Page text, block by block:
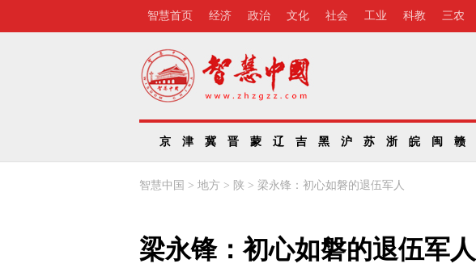
智慧首页 经济 政治 文化 社会 工业 科教 三农
京 津 冀 晋 蒙 辽 吉 黑 沪 苏 浙 皖 闽 赣
智慧中国 > 地方 > 陕 > 梁永锋：初心如磐的退伍军人
梁永锋：初心如磐的退伍军人